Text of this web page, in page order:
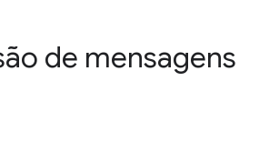
de mensagens